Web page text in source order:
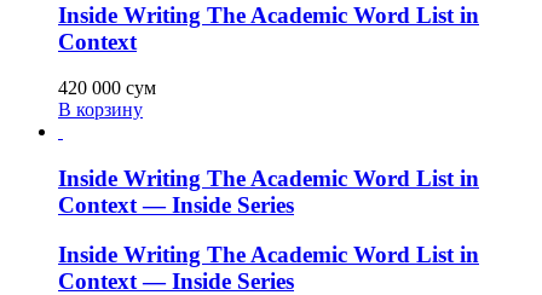
Inside Writing The Academic Word List in
Context
420 000 сум
В корзину
Inside Writing The Academic Word List in
Context — Inside Series
Inside Writing The Academic Word List in
Context — Inside Series